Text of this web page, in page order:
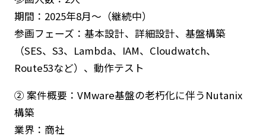
期間：2025年8月～（継続中）
参画フェーズ：基本設計、詳細設計、基盤構築
（SES、S3、Lambda、IAM、Cloudwatch、
Route53など）、動作テスト
② 案件概要：VMware基盤の老朽化に伴うNutanix
構築
業界：商社